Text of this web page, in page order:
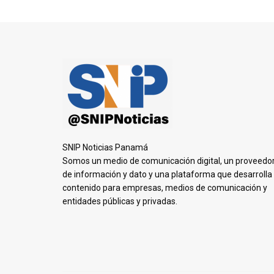
SNIP Noticias Panamá
Somos un medio de comunicación digital, un
de información y dato y una plataforma que desarrolla
contenido para empresas, medios de comunicación y
entidades públicas y privadas.